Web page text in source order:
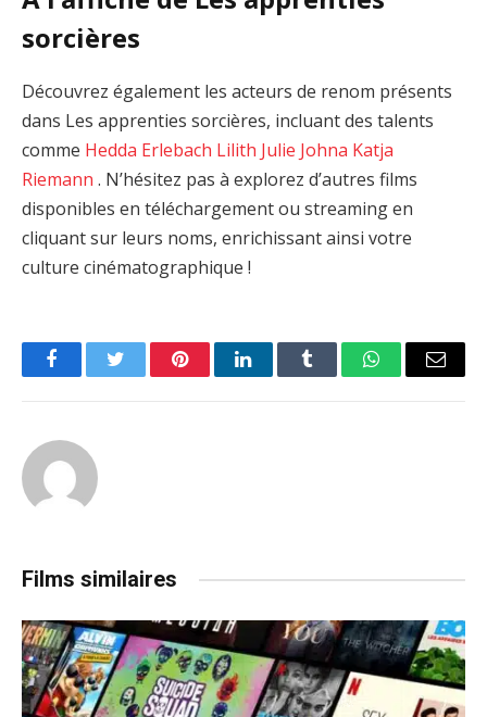
sorcières
Découvrez également les acteurs de renom présents
dans Les apprenties sorcières, incluant des talents
comme Hedda Erlebach Lilith Julie Johna Katja
Riemann . N’hésitez pas à explorez d’autres films
disponibles en téléchargement ou streaming en
cliquant sur leurs noms, enrichissant ainsi votre
culture cinématographique !
FacebookTwitter PinterestLinkedInTumblr WhatsAppEmail
Films similaires